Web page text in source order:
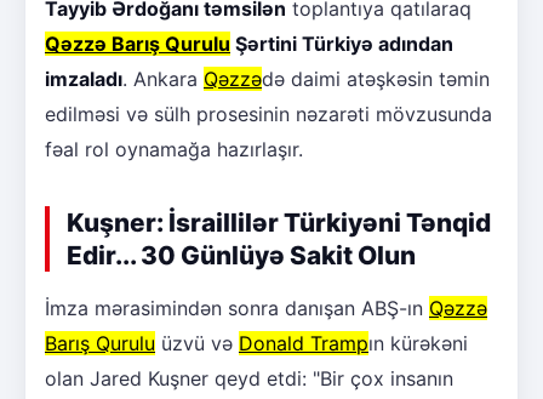
Tayyib Ərdoğanı təmsilən toplantıya qatılaraq
Qəzzə Barış Qurulu Şərtini Türkiyə adından
imzaladı. Ankara Qəzzədə daimi atəşkəsin təmin
edilməsi və sülh prosesinin nəzarəti mövzusunda
fəal rol oynamağa hazırlaşır.
Kuşner: İsraillilər Türkiyəni Tənqid
Edir... 30 Günlüyə Sakit Olun
İmza mərasimindən sonra danışan ABŞ-ın Qəzzə
Barış Qurulu üzvü və Donald Trampın kürəkəni
olan Jared Kuşner qeyd etdi: "Bir çox insanın